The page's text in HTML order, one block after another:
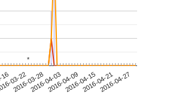
03-22
2016-03-282016-04-032016-04-092016-04-152016-04-212016-04-27
**